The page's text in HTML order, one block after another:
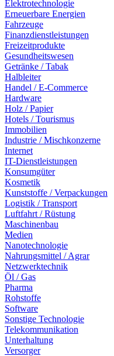
Elektrotechnologie
Erneuerbare Energien
Fahrzeuge
Finanzdienstleistungen
Freizeitprodukte
Gesundheitswesen
Getränke / Tabak
Halbleiter
Handel / E-Commerce
Hardware
Holz / Papier
Hotels / Tourismus
Immobilien
Industrie / Mischkonzerne
Internet
IT-Dienstleistungen
Konsumgüter
Kosmetik
Kunststoffe / Verpackungen
Logistik / Transport
Luftfahrt / Rüstung
Maschinenbau
Medien
Nanotechnologie
Nahrungsmittel / Agrar
Netzwerktechnik
Öl / Gas
Pharma
Rohstoffe
Software
Sonstige Technologie
Telekommunikation
Unterhaltung
Versorger